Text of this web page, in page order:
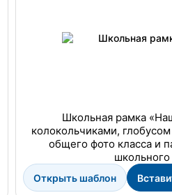
Школьная рамка
колокольчиками,
общего фото класса и
Открыть шаблон